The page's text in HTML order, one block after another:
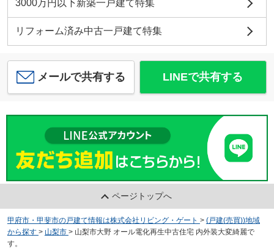
3000万円以下新築一戸建て特集
リフォーム済み中古一戸建て特集
メールで共有する LINEで共有する
ページトップへ
甲府市・甲斐市の戸建て情報は株式会社リビング・ゲート > (戸建(売買))地域
から探す > 山梨市 > 山梨市大野 オール電化再生中古住宅 内外装大変綺麗で
す。